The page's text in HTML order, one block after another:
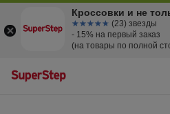
Кроссовки и не
☆☆☆☆☆
★★★★★ (23) звезды
- 15% на первый заказ
(на товары по полной